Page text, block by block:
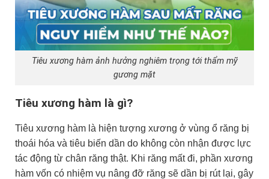
Tiêu xương hàm ảnh hưởng nghiêm trọng tới thẩm mỹ
gương mặt
Tiêu xương hàm là gì?
Tiêu xương hàm là hiện tượng xương ở vùng ổ răng bị
thoái hóa và tiêu biến dần do không còn nhận được lực
tác động từ chân răng thật. Khi răng mất đi, phần xương
hàm vốn có nhiệm vụ nâng đỡ răng sẽ dần bị rút lại, gây